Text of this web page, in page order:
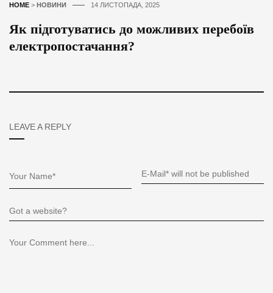
HOME > НОВИНИ 14 ЛИСТОПАДА, 2025
Як підготуватись до можливих перебоїв
електропостачання?
LEAVE A REPLY